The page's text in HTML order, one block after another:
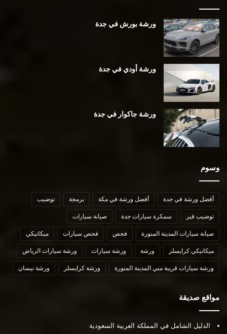
ورشة بورش في جدة
ورشة أودي في جدة
ورشة جاكوار في جدة
وسوم
أفضل ورشة في جدة أفضل ورشة في مكة برمجة توضيب
توضيب قير سمكرة سيارات جدة صيانة سيارات
صيانة سيارات المدينة المنورة فحص فحص سيارات ميكانيكي
ميكانيكي كرايسلر ورشة ورشة سيارات ورشة سيارات الرياض
ورشة سيارات قريبة مني المدينة المنورة ورشة كرايسلر ورشة نيسان
مواقع صديقة
الدليل الشامل في المملكة العربية السعودية